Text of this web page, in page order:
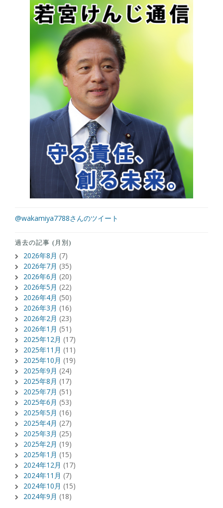
@wakamiya7788さんのツイート
過去の記事 (月別)
2026年8月 (7)
2026年7月 (35)
2026年6月 (20)
2026年5月 (22)
2026年4月 (50)
2026年3月 (16)
2026年2月 (23)
2026年1月 (51)
2025年12月 (17)
2025年11月 (11)
2025年10月 (19)
2025年9月 (24)
2025年8月 (17)
2025年7月 (51)
2025年6月 (53)
2025年5月 (16)
2025年4月 (27)
2025年3月 (25)
2025年2月 (19)
2025年1月 (15)
2024年12月 (17)
2024年11月 (7)
2024年10月 (15)
2024年9月 (18)